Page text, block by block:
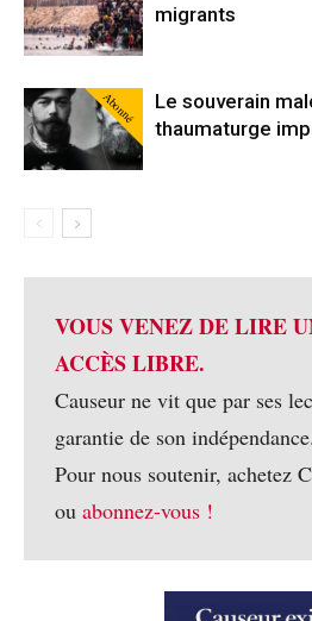
migrants
Abonné
Le souverain
thaumaturge
VOUS VENEZ DE LIRE
ACCÈS LIBRE.
Causeur ne vit que par ses
garantie de son indépendance.
Pour nous soutenir, achetez
ou abonnez-vous !